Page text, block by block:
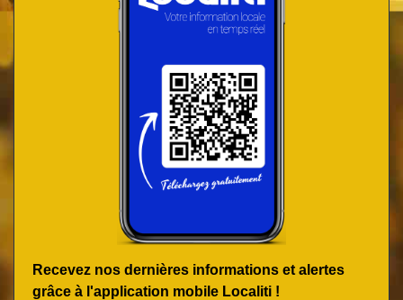
Recevez nos dernières informations et alertes
grâce à l'application mobile Localiti !